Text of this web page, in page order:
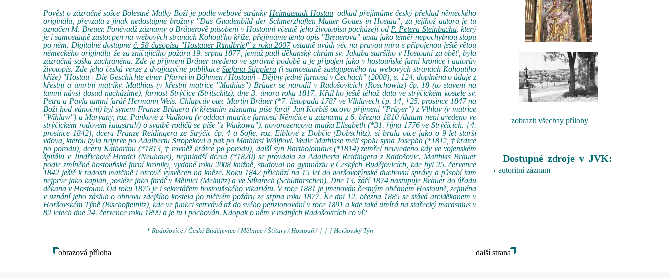
Pověst o zázračné sošce Bolestné Matky Boží je podle webové stránky Heimatstadt Hostau, odkud přejímáme český překlad německého
originálu, převzata z jinak nedostupné brožury "Das Gnadenbild der Schmerzhaften Mutter Gottes in Hostau", za jejíhož autora je tu
označen M. Breuer. Poněvadž záznamy o Bräuerově působení v Hostouni včetně jeho životopisu pocházejí od P. Petera Steinbacha, který
je i samostatně zastoupen na webových stranách Kohoutího kříže, přejímáme tento opis "Breuerova" textu jako téměř nepochybnou stopu
po něm. Digitálně dostupné č. 58 časopisu "Hostauer Rundbrief" z roku 2007ostatně uvádí věc na pravou míru s připojenou ještě větou
německého originálu, že za zničujícího požáru 19. srpna 1877, jemuž padl děkanský chrám sv. Jakuba staršího v Hostouni za oběť, byla
zázračná soška zachráněna. Zde je příjmení Bräuer uvedeno ve správné podobě a je připojen jako v hostouňské farní kronice i autorův
životopis. Zde jeho česká verze z dvojjazyčné publikace Stefana Stipplera (i samostatně zastoupeného na webových stranách Kohoutího
kříže) "Hostau - Die Geschichte einer Pfarrei in Böhmen / Hostouň - Dějiny jedné farnosti v Čechách" (2008), s. 124, doplněná o údaje z
křestní a úmrtní matriky. Matthias (v křestní matrice "Mathias") Bräuer se narodil v Radošovicích (Roschowitz) čp. 18 (to stavení na
tamní návsi dosud nacházíme), farnost Strýčice (Stritschitz), dne 3. února roku 1817. Křtil ho ještě téhož data ve strýčickém kostele sv.
Petra a Pavla tamní farář Hermann Weis. Chlapcův otec Martin Bräuer (*7. listopadu 1787 ve Vlhlavech čp. 14, †25. prosince 1847 na
Boží hod vánoční) byl synem Franze Bräuera (v křestním záznamu píše farář Jan Korbiš otcovo příjmení "Präyer") z Vlhlav (v matrice
"Wihlaw") a Maryany, roz. Pánkové z Vadkova (v oddací matrice farnosti Němčice u záznamu z 6. března 1810 /datum není uvedeno ve
strýčickém rodovém katastru!/) o svatbě rodičů se píše "z Watkowa"), novorozencova matka Elisabeth (*31. října 1776 ve Strýčicích. †4.
prosince 1842), dcera Franze Reidingera ze Strýčic čp. 4 a Sofie, roz. Eiblové z Dobčic (Dobschitz), si brala otce jako o 9 let starší
vdova, kterou byla nejprve po Adalbertu Stropekovi a pak po Mathiasi Wölflovi. Vedle Mathiase měli spolu syna Josepha (*1812, † krátce
po porodu), dceru Katharinu (*1813, † rovněž krátce po porodu), další syn Bartholomäus (*1814) zemřel neuvedeno kdy ve vojenském
špitálu v Jindřichově Hradci (Neuhaus), nejmladší dcera (*1820) se provdala za Adalberta Reidingera z Radošovic. Matthias Bräuer
podle zmíněné hostouňské farní kroniky, vydané roku 2008 knižně, studoval na gymnáziu v Českých Budějovicích, kde byl 25. července
1842 ještě k radosti matčině i otcově vysvěcen na kněze. Roku 1842 přichází na 15 let do horšovotýnské duchovní správy a působí tam
nejprve jako kaplan, posléze jako farář v Mělnici (Melmitz) a ve Štítarech (Schüttarschen). Dne 13. září 1874 nastupuje Bräuer do úřadu
děkana v Hostouni. Od roku 1875 je i sekretářem hostouňského vikariátu. V roce 1881 je jmenován čestným občanem Hostouně, zejména
v uznání jeho zásluh o obnovu zdejšího kostela po ničivém požáru ze srpna roku 1877. Ke dni 12. března 1885 se stává arciděkanem v
Horšovském Týně (Bischofteinitz), kde ve funkci setrvává až do svého penzionování v roce 1891 a kde také umírá na stařecký marasmus v
82 letech dne 24. července roku 1899 a je tu i pochován. Kdopak o něm v rodných Radošovicích co ví?
- - - - -
* Radošovice / České Budějovice / Mělnice / Štítary / Hostouň / † † † Horšovský Týn
zobrazit všechny přílohy
Dostupné zdroje v JVK:
autoritní záznam
obrazová příloha další strana